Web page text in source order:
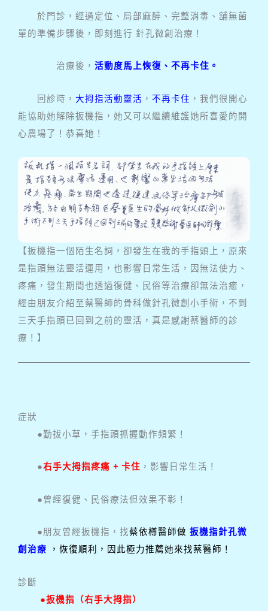
於門診，經過定位、局部麻醉、完整消毒、舖無菌
單的準備步驟後，即刻進行 針孔微創治療！
治療後， 活動度馬上恢復、不再卡住。
回診時， 大拇指活動靈活 ， 不再卡住 ，我們很開心
能協助她解除扳機指，她又可以繼續維護她所喜愛的開
心農場了！恭喜她！
【扳機指一個陌生名詞，卻發生在我的手指頭上，原來
是指頭無法靈活運用，也影響日常生活，因無法使力、
疼痛，發生期間也透過復健、民俗等治療卻無法治癒，
經由朋友介紹至蔡醫師的骨科做針孔微創小手術，不到
三天手指頭已回到之前的靈活，真是感謝蔡醫師的診
療！】
症狀
●勤拔小草，手指頭抓握動作頻繁！
●右手大拇指疼痛 + 卡住 ，影響日常生活！
●曾經復健、民俗療法但效果不彰！
●朋友曾經扳機指，找蔡依樽醫師做 扳機指針孔微
創治療 ，恢復順利，因此極力推薦她來找蔡醫師！
診斷
●扳機指（右手大拇指）